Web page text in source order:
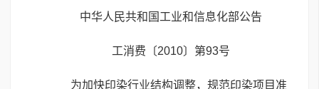
中华人民共和国工业和信息化部公告
工消费〔2010〕第93号
为加快印染行业结构调整，规范印染项目准